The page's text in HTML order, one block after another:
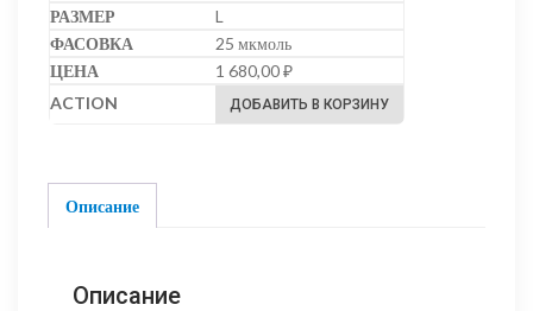
L
25 мкмоль
1 680,00₽
ДОБАВИТЬ В КОРЗИНУ
Описание
Описание